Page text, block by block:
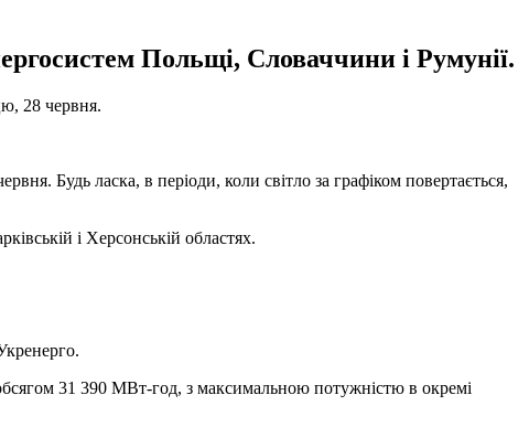
Польщі, Словаччини і Румунії.
28 червня.
Будь ласка, в періоди, коли світло за графіком повертається,
і Херсонській областях.
31 390 МВт-год, з максимальною потужністю в окремі